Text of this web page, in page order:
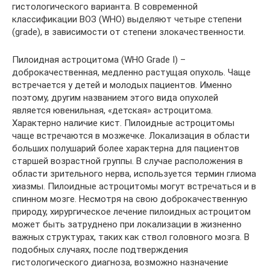
гистологического варианта. В современной
классификации ВОЗ (WHO) выделяют четыре степени
(grade), в зависимости от степени злокачественности.
Пилоидная астроцитома (WHO Grade I) –
доброкачественная, медленно растущая опухоль. Чаще
встречается у детей и молодых пациентов. Именно
поэтому, другим названием этого вида опухолей
является ювенильная, «детская» астроцитома.
Характерно наличие кист. Пилоидные астроцитомы
чаще встречаются в мозжечке. Локализация в области
больших полушарий более характерна для пациентов
старшей возрастной группы. В случае расположения в
области зрительного нерва, используется термин глиома
хиазмы. Пилоидные астроцитомы могут встречаться и в
спинном мозге. Несмотря на свою доброкачественную
природу, хирургическое лечение пилоидных астроцитом
может быть затруднено при локализации в жизненно
важных структурах, таких как ствол головного мозга. В
подобных случаях, после подтверждения
гистологического диагноза, возможно назначение